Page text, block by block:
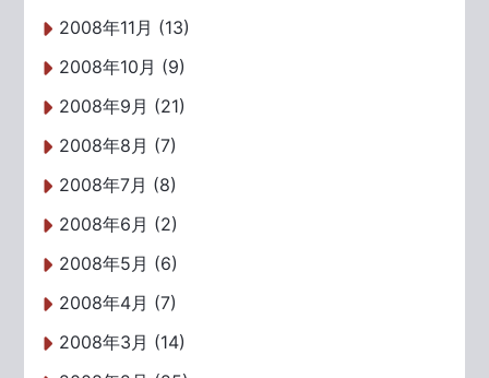
2008年11月 (13)
2008年10月 (9)
2008年9月 (21)
2008年8月 (7)
2008年7月 (8)
2008年6月 (2)
2008年5月 (6)
2008年4月 (7)
2008年3月 (14)